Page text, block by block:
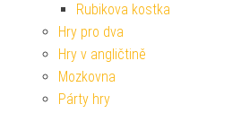
Rubikova kostka
Hry pro dva
Hry v angličtině
Mozkovna
Párty hry